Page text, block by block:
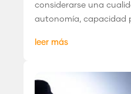
considerarse una
autonomía, capacidad
leer más